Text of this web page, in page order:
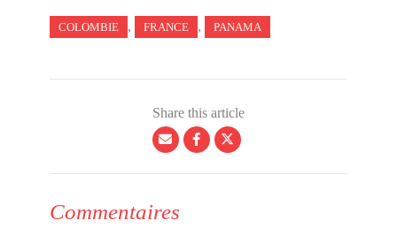
COLOMBIE , FRANCE , PANAMA
Share this article
Commentaires